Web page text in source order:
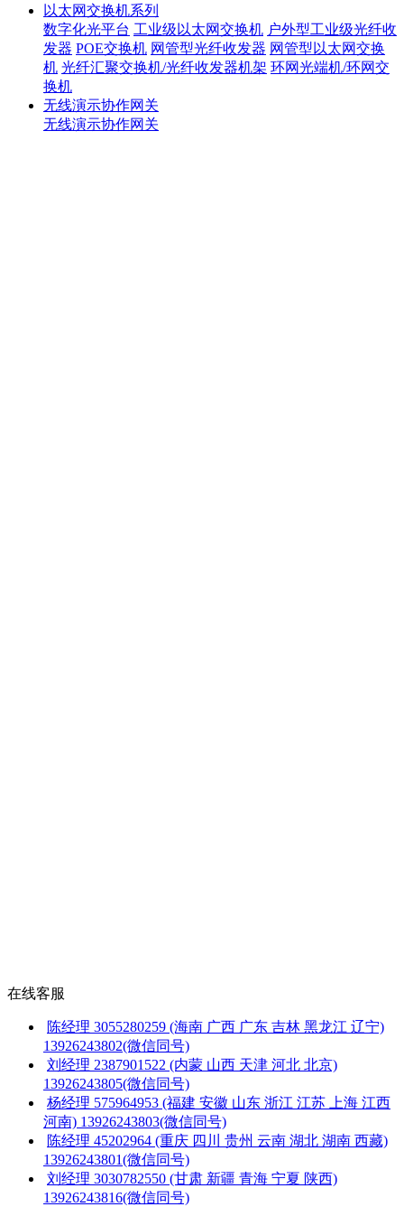
以太网交换机系列
数字化光平台 工业级以太网交换机 户外型工业级光纤收
发器 POE交换机 网管型光纤收发器 网管型以太网交换
机 光纤汇聚交换机/光纤收发器机架 环网光端机/环网交
换机
无线演示协作网关
无线演示协作网关
在线客服
陈经理 3055280259 (海南 广西 广东 吉林 黑龙江 辽宁)
13926243802(微信同号)
刘经理 2387901522 (内蒙 山西 天津 河北 北京)
13926243805(微信同号)
杨经理 575964953 (福建 安徽 山东 浙江 江苏 上海 江西
河南) 13926243803(微信同号)
陈经理 45202964 (重庆 四川 贵州 云南 湖北 湖南 西藏)
13926243801(微信同号)
刘经理 3030782550 (甘肃 新疆 青海 宁夏 陕西)
13926243816(微信同号)